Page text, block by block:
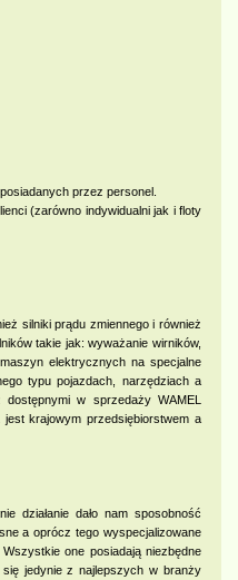
przez personel.
(zarówno indywidualni jak i floty
silniki prądu zmiennego i również
takie jak: wyważanie wirników,
elektrycznych na specjalne
typu pojazdach, narzędziach a
w sprzedaży WAMEL
krajowym przedsiębiorstwem a
działanie dało nam sposobność
a oprócz tego wyspecjalizowane
one posiadają niezbędne
jedynie z najlepszych w branży